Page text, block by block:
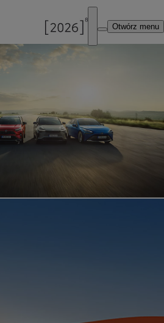
Otwórz menu